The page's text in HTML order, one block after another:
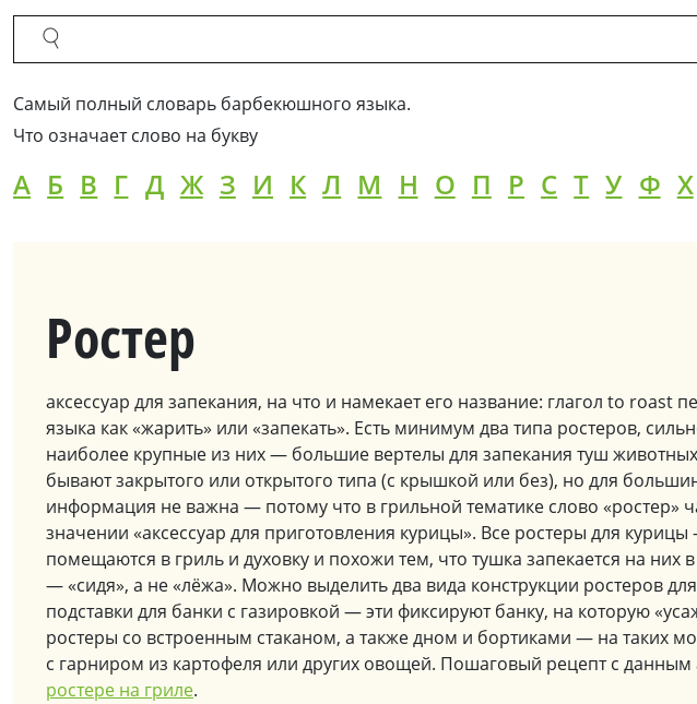
Cамый полный словарь барбекюшного языка.
Что означает слово на букву
А Б В Г Д Ж З И К Л М Н О П Р С Т У Ф Х
Ростер
аксессуар для запекания, на что и намекает его название: глагол to roast
языка как «жарить» или «запекать». Есть минимум два типа ростеров,
наиболее крупные из них — большие вертелы для запекания туш
бывают закрытого или открытого типа (с крышкой или без), но для
информация не важна — потому что в грильной тематике слово «ростер»
значении «аксессуар для приготовления курицы». Все ростеры для
помещаются в гриль и духовку и похожи тем, что тушка запекается на них
— «сидя», а не «лёжа». Можно выделить два вида конструкции ростеров
подставки для банки с газировкой — эти фиксируют банку, на которую
ростеры со встроенным стаканом, а также дном и бортиками — на таких
с гарниром из картофеля или других овощей. Пошаговый рецепт с данным
ростере на гриле.